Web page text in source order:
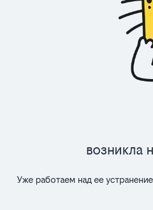
Уже работаем над ее